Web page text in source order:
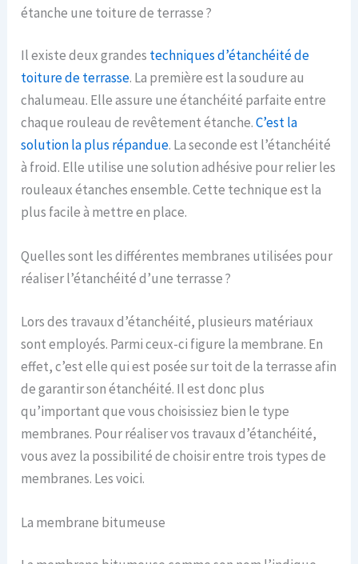
étanche une toiture de terrasse ?
Il existe deux grandes techniques d’étanchéité de
toiture de terrasse. La première est la soudure au
chalumeau. Elle assure une étanchéité parfaite entre
chaque rouleau de revêtement étanche.C’est la
solution la plus répandue. La seconde est l’étanchéité
à froid. Elle utilise une solution adhésive pour relier les
rouleaux étanches ensemble. Cette technique est la
plus facile à mettre en place.
Quelles sont les différentes membranes utilisées pour
réaliser l’étanchéité d’une terrasse ?
Lors des travaux d’étanchéité, plusieurs matériaux
sont employés. Parmi ceux-ci figure la membrane. En
effet, c’est elle qui est posée sur toit de la terrasse afin
de garantir son étanchéité. Il est donc plus
qu’important que vous choisissiez bien le type
membranes. Pour réaliser vos travaux d’étanchéité,
vous avez la possibilité de choisir entre trois types de
membranes. Les voici.
La membrane bitumeuse